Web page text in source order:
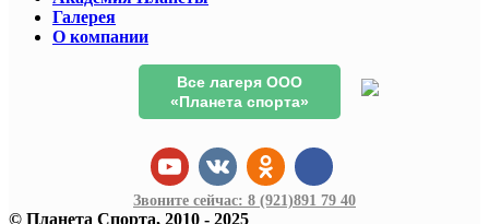
Галерея
О компании
Все лагеря ООО
«Планета спорта»
Звоните сейчас: 8 (921)891 79 40
© Планета Спорта, 2010 - 2025